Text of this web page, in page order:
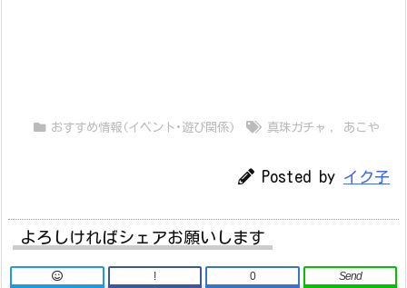
おすすめ情報(イベント･遊び関係) 真珠ガチャ , あこや
Posted by イク子
よろしければシェアお願いします
! 0 Send